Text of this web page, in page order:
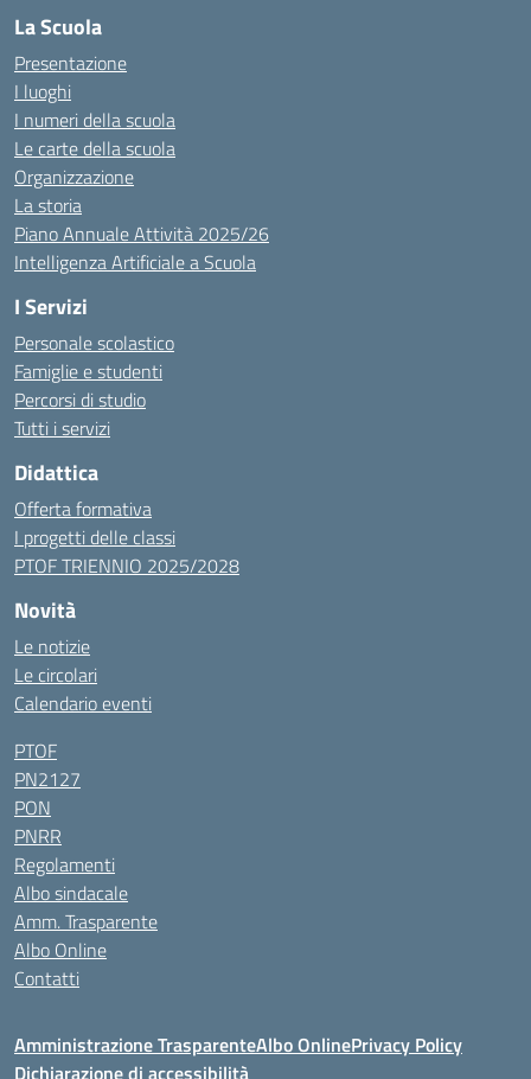
La Scuola
Presentazione
I luoghi
I numeri della scuola
Le carte della scuola
Organizzazione
La storia
Piano Annuale Attività 2025/26
Intelligenza Artificiale a Scuola
I Servizi
Personale scolastico
Famiglie e studenti
Percorsi di studio
Tutti i servizi
Didattica
Offerta formativa
I progetti delle classi
PTOF TRIENNIO 2025/2028
Novità
Le notizie
Le circolari
Calendario eventi
PTOF
PN2127
PON
PNRR
Regolamenti
Albo sindacale
Amm. Trasparente
Albo Online
Contatti
Amministrazione TrasparenteAlbo OnlinePrivacy Policy
Dichiarazione di accessibilità